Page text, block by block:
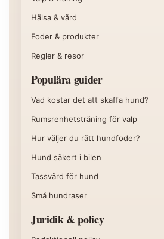
Hälsa & vård
Foder & produkter
Regler & resor
Populära guider
Vad kostar det att skaffa hund?
Rumsrenhetsträning för valp
Hur väljer du rätt hundfoder?
Hund säkert i bilen
Tassvård för hund
Små hundraser
Juridik & policy